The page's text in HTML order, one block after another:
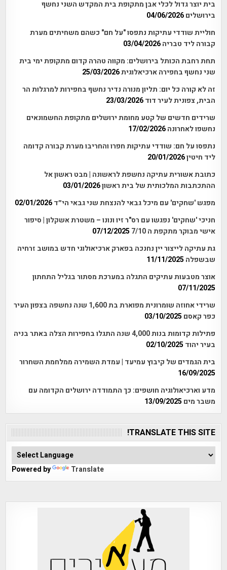
בית יוצר גדול לכלי אבן מתקופת בית המקדש השני נחשף
בירושלים 04/06/2026
חוליית שודדי עתיקות נתפסו "על חם" כשהם משחיתים מערת
קבורה ליד טבריה 03/04/2026
תחת רחבת הכותל בירושלים: מקווה טהרה קדום מתקופת ימי בית
שני נחשף בחפירה ארכיאלוגית25/03/2026
זה לא קורה כל יום: תליון מנורה נדיר נחשף בחפירות למרגלות הר
הבית, צפונית לעיר דוד 23/03/2026
שרידים חדשים של קטע מחומת ירושלים מתקופת החשמונאים
נחשפו לאחרונה 17/02/2026
נתפסו על חם: שודדי עתיקות חפרו והחריבו מערת קבורה קדומה
ליד חיטין20/01/2026
כתובת אשורית עתיקה נחשפת לראשונה | מבט ראשון אל
ההתכתבות המלכותית של בית ראשון03/01/2026
מפגש 'שחקים' עם מיכל גבאי להנצחת שני גבאי הי״ד 02/01/2026
חניכי 'שחקים' נפגשו עם רס"ר זיו ונונו – משטרת אשקלון | סיפור
אישי מבוקר מתקפת ה 7/10
07/12/2025
גת עתיקה לייצור יין נחנכה בפארק ארכיאולוגי חדש במושב זרחיה
שבשפלה 11/11/2025
אוצר מטבעות עתיקים התגלה במערכת מסתור בגליל התחתון
07/11/2025
שרידי אחוזה שומרונית מפוארת בת 1,600 שנה נחשפה בצפון העיר
כפר קאסם 03/10/2025
פתילות קדומות בנות 4,000 שנה התגלו בחפירות הצלה באתר בניה
בעיר יהוד 02/10/2025
בית הגמדים של קיבוץ עמיעד | עמדת השמירה ממלחמת השחרור
16/09/2025
מדע וארכיאולוגיה חושפים: כך התמודדה ירושלים הקדומה עם
משבר מים 13/09/2025
TRANSLATE THIS SITE!
Powered by Translate